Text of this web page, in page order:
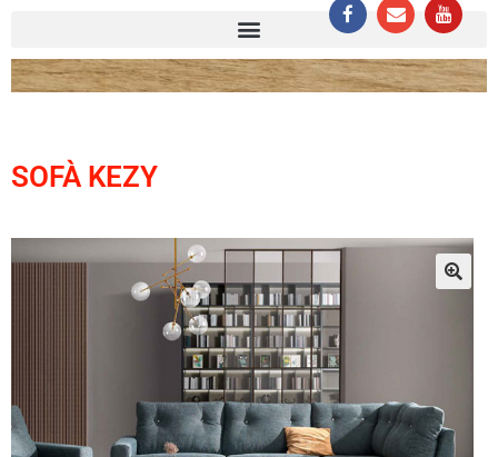
SOFÀ KEZY